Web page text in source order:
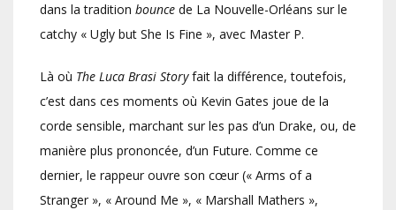
dans la tradition bounce de La Nouvelle-Orléans sur le
catchy « Ugly but She Is Fine », avec Master P.
Là où The Luca Brasi Storyfait la différence, toutefois,
c’est dans ces moments où Kevin Gates joue de la
corde sensible, marchant sur les pas d’un Drake, ou, de
manière plus prononcée, d’un Future. Comme ce
dernier, le rappeur ouvre son cœur (« Arms of a
Stranger », « Around Me », « Marshall Mathers »,